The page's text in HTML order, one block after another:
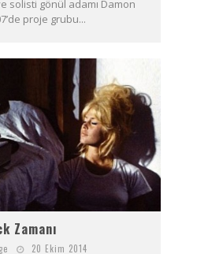
solisti gönül adamı Damon
proje grubu...
Zamanı
20 Ekim 2014